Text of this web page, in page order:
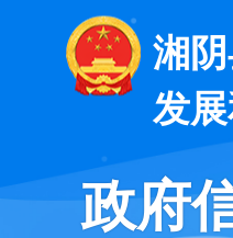
湘
发
政府